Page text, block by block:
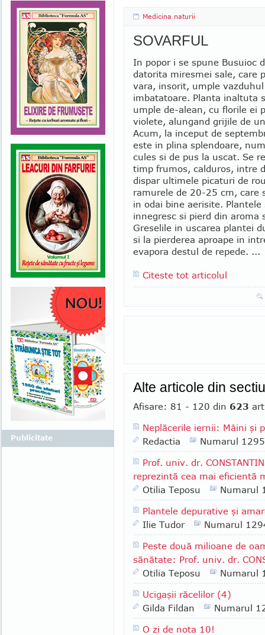
Medicina naturii
SOVARFUL
In popor i se spune Busuioc
datorita miresmei sale, care
vara, insorit, umple
imbatatoare. Planta inaltuta
umple de-alean, cu florile ei
violete, alungand grijile de
Acum, la inceput de
este in plina splendoare,
cules si de pus la uscat. Se
timp frumos, calduros, intre
dispar ultimele picaturi de
ramurele de 20-25 cm, care
in odai bine aerisite.
innegresc si pierd din aroma
Greselile in uscarea plantei
si la pierderea aproape in
evapora destul de repede. ...
Citeste tot articolul
Alte articole din
Afisare: 81 - 120 din 623
Neplăcerile iernii: Mâini şi
Redactia
Numarul 1295
Prof. univ. dr.
reprezintă cea mai eficientă
Otilia Teposu
Numarul
Plantele depurative şi
Ilie Tudor
Numarul
Peste două milioane de
sănătate: Prof. univ. dr.
Otilia Teposu
Numarul
Ucigaşii răcelilor (4)
Gilda Fildan
Numarul
O zi de nota 10!
Publicitate